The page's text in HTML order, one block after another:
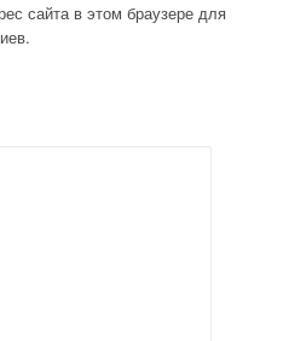
сайта в этом браузере для